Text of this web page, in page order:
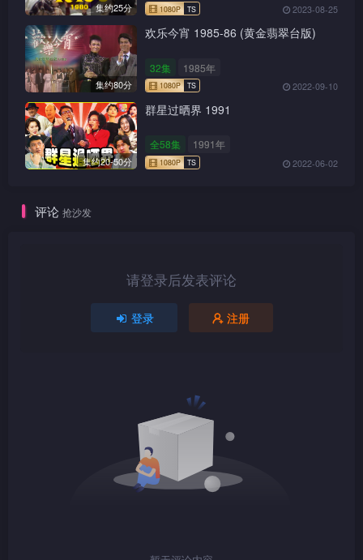
1080P TS
集约25分
1080P
2023-08-25
集约80分
欢乐今宵 1985-86 (黄金翡翠台版)
32集 1985年
2022-09-10
集约20-50分
群星过晒界 1991
全58集 1991年
2022-06-02
评论 抢沙发
请登录后发表评论
登录 注册